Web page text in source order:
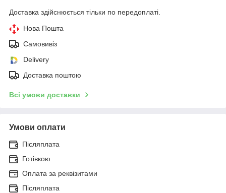
Доставка здійснюється тільки по передоплаті.
Нова Пошта
Самовивіз
Delivery
Доставка поштою
Всі умови доставки
Умови оплати
Післяплата
Готівкою
Оплата за реквізитами
Післяплата